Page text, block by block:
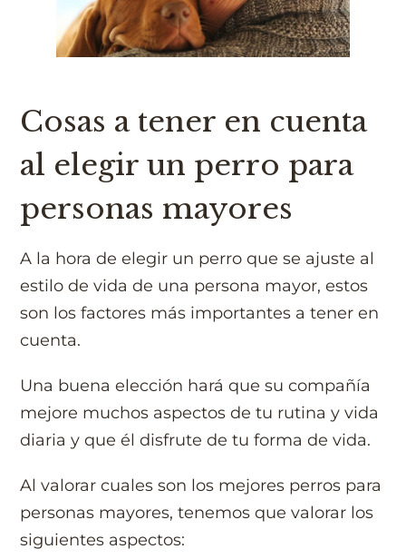
Cosas a tener en cuenta
al elegir un perro para
personas mayores
A la hora de elegir un perro que se ajuste al
estilo de vida de una persona mayor, estos
son los factores más importantes a tener en
cuenta.
Una buena elección hará que su compañía
mejore muchos aspectos de tu rutina y vida
diaria y que él disfrute de tu forma de vida.
Al valorar cuales son los mejores perros para
personas mayores, tenemos que valorar los
siguientes aspectos: